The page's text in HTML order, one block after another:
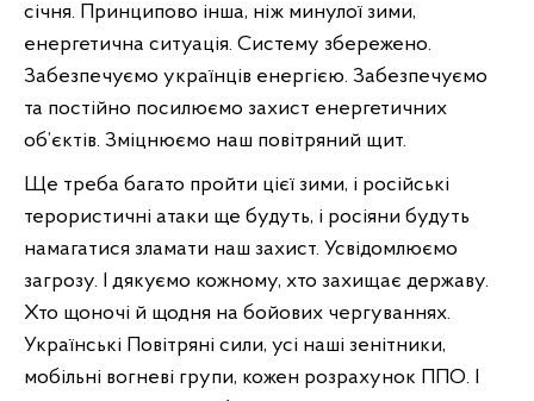
січня. Принципово інша, ніж минулої зими,
енергетична ситуація. Систему збережено.
Забезпечуємо українців енергією. Забезпечуємо
та постійно посилюємо захист енергетичних
об’єктів. Зміцнюємо наш повітряний щит.
Ще треба багато пройти цієї зими, і російські
терористичні атаки ще будуть, і росіяни будуть
намагатися зламати наш захист. Усвідомлюємо
загрозу. І дякуємо кожному, хто захищає державу.
Хто щоночі й щодня на бойових чергуваннях.
Українські Повітряні сили, усі наші зенітники,
мобільні вогневі групи, кожен розрахунок ППО. І